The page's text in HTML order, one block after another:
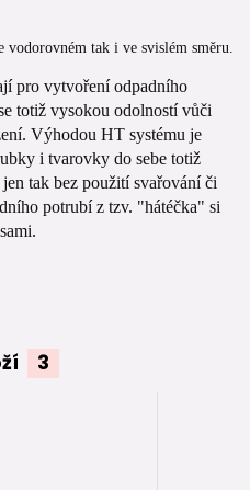
vodorovném tak i ve svislém směru.
pro vytvoření odpadního
totiž vysokou odolností vůči
Výhodou HT systému je
i tvarovky do sebe totiž
tak bez použití svařování či
potrubí z tzv. "hátéčka" si
3